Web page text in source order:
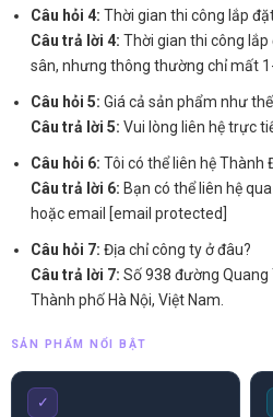
Câu hỏi 4: Thời gian thi công lắp
Câu trả lời 4: Thời gian thi công
sân, nhưng thông thường chỉ mất
Câu hỏi 5: Giá cả sản phẩm như
Câu trả lời 5: Vui lòng liên hệ trực
Câu hỏi 6: Tôi có thể liên hệ Thành
Câu trả lời 6: Bạn có thể liên hệ
hoặc email [email protected]
Câu hỏi 7: Địa chỉ công ty ở đâu?
Câu trả lời 7: Số 938 đường Quang
Thành phố Hà Nội, Việt Nam.
SẢN PHẨM NỔI BẬT
✓